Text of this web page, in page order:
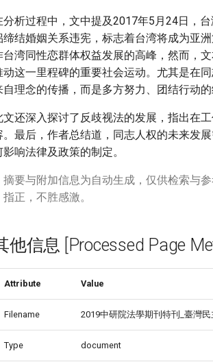
分析过程中，文中提及2017年5月24日，
缔结婚姻关系违宪，标志着台湾将成为亚
台湾同性恋群体权益发展的高峰，然而，
动这一里程碑的重要社会运动。尤其是在
自理念的传播，而是多方努力、团结行动的
文还深入探讨了反歧视法的发展，指出在
。最后，作者总结道，同志人权的未来发
影响法律及政策的制定。
摘要与附加信息为自动生成，仅供检索与
指正，不胜感激。
他信息 [Processed Page
Attribute Value
Filename 2019中研院法學期刊特刊_臺灣
Type document